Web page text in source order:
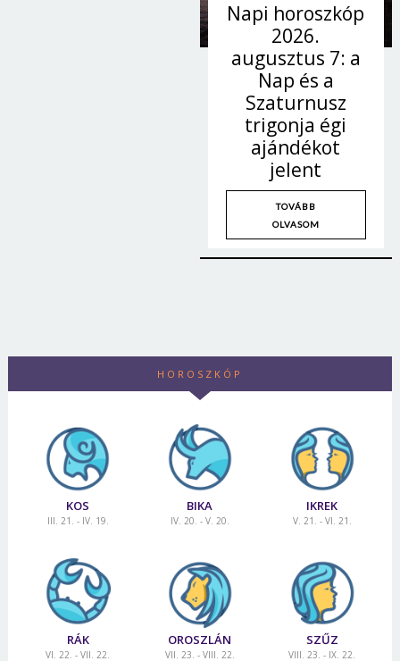
Napi horoszkóp
2026.
augusztus 7: a
Nap és a
Szaturnusz
trigonja égi
ajándékot
jelent
TOVÁBB
OLVASOM
HOROSZKÓP
KOS
III. 21. - IV. 19.
BIKA
IV. 20. - V. 20.
IKREK
V. 21. - VI. 21.
RÁK
VI. 22. - VII. 22.
OROSZLÁN
VII. 23. - VIII. 22.
SZŰZ
VIII. 23. - IX. 22.